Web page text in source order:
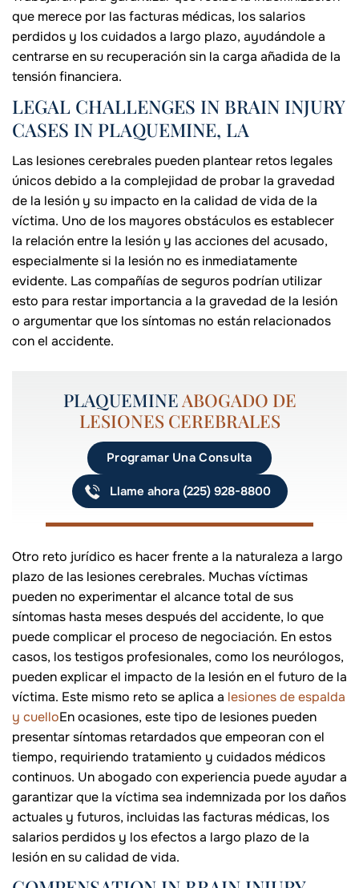
que merece por las facturas médicas, los salarios
perdidos y los cuidados a largo plazo, ayudándole a
centrarse en su recuperación sin la carga añadida de la
tensión financiera.
LEGAL CHALLENGES IN BRAIN INJURY
CASES IN PLAQUEMINE, LA
Las lesiones cerebrales pueden plantear retos legales
únicos debido a la complejidad de probar la gravedad
de la lesión y su impacto en la calidad de vida de la
víctima. Uno de los mayores obstáculos es establecer
la relación entre la lesión y las acciones del acusado,
especialmente si la lesión no es inmediatamente
evidente. Las compañías de seguros podrían utilizar
esto para restar importancia a la gravedad de la lesión
o argumentar que los síntomas no están relacionados
con el accidente.
PLAQUEMINEABOGADO DE
LESIONES CEREBRALES
Programar Una Consulta
Llame ahora (225) 928-8800
Otro reto jurídico es hacer frente a la naturaleza a largo
plazo de las lesiones cerebrales. Muchas víctimas
pueden no experimentar el alcance total de sus
síntomas hasta meses después del accidente, lo que
puede complicar el proceso de negociación. En estos
casos, los testigos profesionales, como los neurólogos,
pueden explicar el impacto de la lesión en el futuro de la
víctima. Este mismo reto se aplica a lesiones de espalda
y cuelloEn ocasiones, este tipo de lesiones pueden
presentar síntomas retardados que empeoran con el
tiempo, requiriendo tratamiento y cuidados médicos
continuos. Un abogado con experiencia puede ayudar a
garantizar que la víctima sea indemnizada por los daños
actuales y futuros, incluidas las facturas médicas, los
salarios perdidos y los efectos a largo plazo de la
lesión en su calidad de vida.